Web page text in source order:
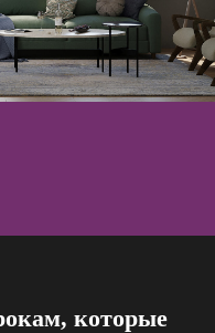
которые